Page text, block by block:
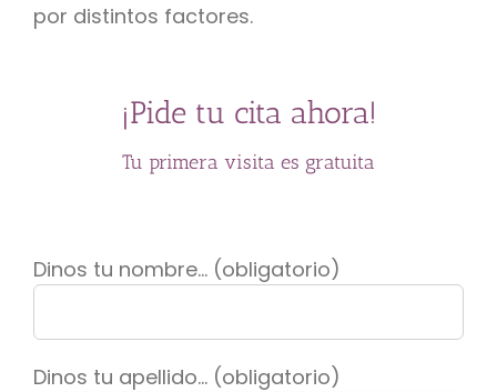
por distintos factores.
¡Pide tu cita ahora!
Tu primera visita es gratuita
Dinos tu nombre... (obligatorio)
Dinos tu apellido... (obligatorio)